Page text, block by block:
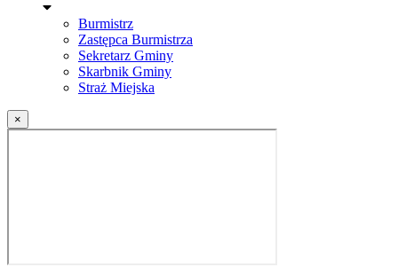
Burmistrz
Zastępca Burmistrza
Sekretarz Gminy
Skarbnik Gminy
Straż Miejska
×